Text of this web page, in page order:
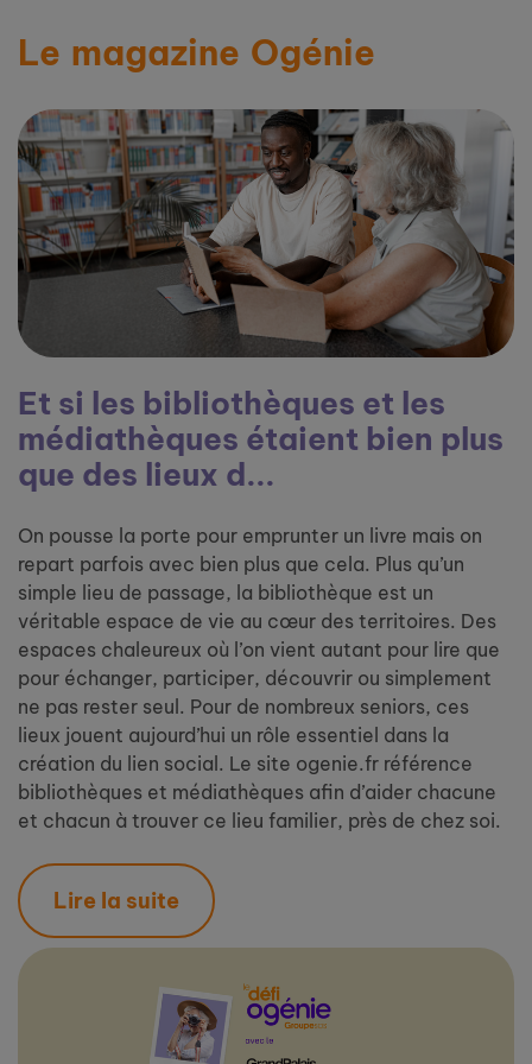
Le magazine Ogénie
Et si les bibliothèques et les
médiathèques étaient bien plus
que des lieux d...
On pousse la porte pour emprunter un livre mais on
repart parfois avec bien plus que cela. Plus qu’un
simple lieu de passage, la bibliothèque est un
véritable espace de vie au cœur des territoires. Des
espaces chaleureux où l’on vient autant pour lire que
pour échanger, participer, découvrir ou simplement
ne pas rester seul. Pour de nombreux seniors, ces
lieux jouent aujourd’hui un rôle essentiel dans la
création du lien social. Le site ogenie.fr référence
bibliothèques et médiathèques afin d’aider chacune
et chacun à trouver ce lieu familier, près de chez soi.
Lire la suite